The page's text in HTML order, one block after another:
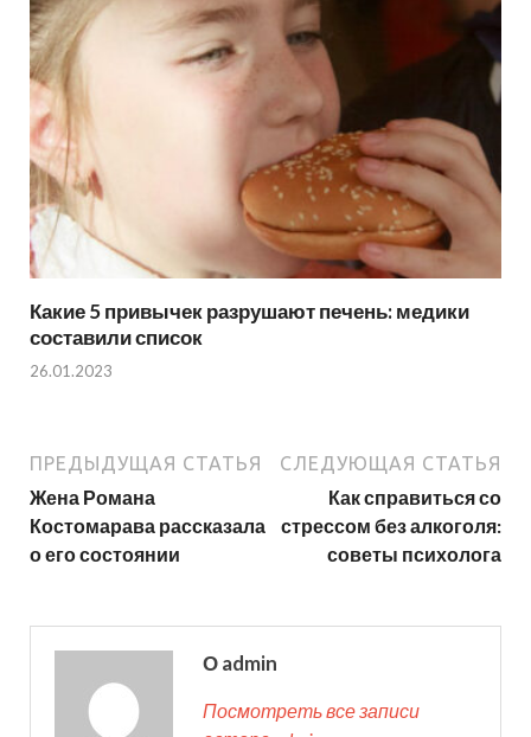
Какие 5 привычек разрушают печень: медики
составили список
26.01.2023
ПРЕДЫДУЩАЯ СТАТЬЯ
Жена Романа
Костомарава рассказала
о его состоянии
СЛЕДУЮЩАЯ СТАТЬЯ
Как справиться со
стрессом без алкоголя:
советы психолога
О admin
Посмотреть все записи